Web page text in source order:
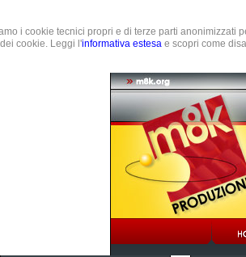
i cookie tecnici propri e di terze parti anonimizzati
cookie. Leggi l'informativa estesa e scopri come